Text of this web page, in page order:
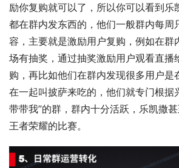
励你复购就可以了，所以你可以看到乐
都在群内发东西的，他们一般群内每
容，主要就是激励用户复购，例如在群
场有抽奖，通过抽奖激励用户观看直播
购，再比如他们在群内发现很多用户是
在一起叫披萨来吃的，他们就专门根据
带带我”的群，群内十分活跃，乐凯撒
王者荣耀的比赛。